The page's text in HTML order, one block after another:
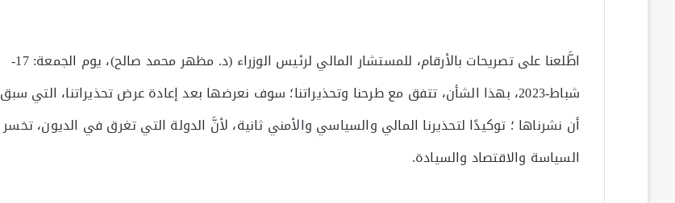
اطَّلعنا على تصريحات بالأرقام، للمستشار المالي لرئيس الوزراء (د. مظهر محمد صالح)، يوم الجمعة: 17-
شباط-2023، بهذا الشأن، تتفق مع طرحنا وتحذيراتنا؛ سوف نعرضها بعد إعادة عرض تحذيراتنا، التي سبق
أن نشرناها ؛ توكيدًا لتحذيرنا المالي والسياسي والأمني ثانية، لأنَّ الدولة التي تغرق في الديون، تخسر
السياسة والاقتصاد والسيادة.